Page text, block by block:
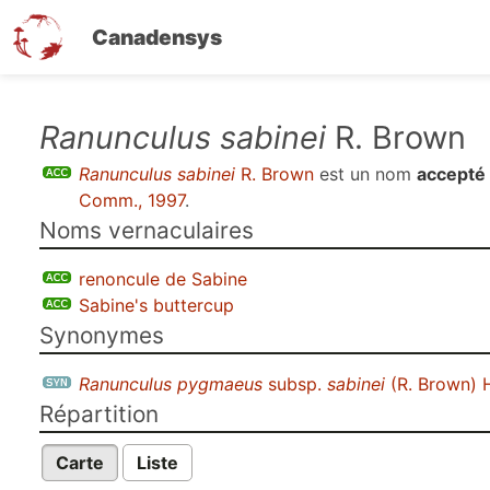
Canadensys
contenu
Ranunculus sabinei R. Brown
Ranunculus sabinei R. Brown est un nom accepté
Comm., 1997.
Noms vernaculaires
renoncule de Sabine
Sabine's buttercup
Synonymes
Ranunculus pygmaeus subsp. sabinei (R. Brown)
Répartition
Carte Liste